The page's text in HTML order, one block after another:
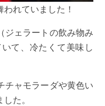
れていました！
ジェラートの飲み物み
て、冷たくて美味し
チャモラーダや黄色い
た。